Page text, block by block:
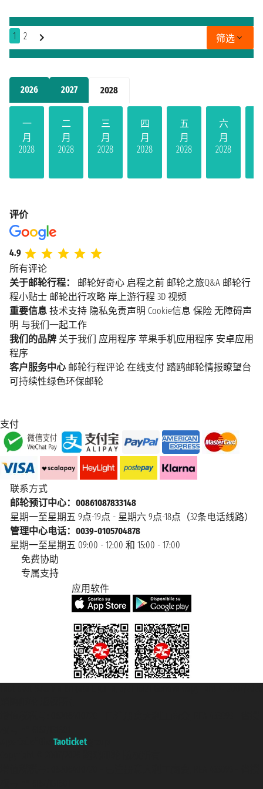
2026 2027 2028
一
月
2028
二
月
2028
三
月
2028
四
月
2028
五
月
2028
六
月
2028
1 2 筛选
评价
4.9
所有评论
关于邮轮行程：
邮轮好奇心 启程之前 邮轮之旅Q&A 邮轮行
程小贴士 邮轮出行攻略 岸上游行程 3D 视频
重要信息 技术支持 隐私免责声明 Cookie信息 保险 无障碍声
明 与我们一起工作
我们的品牌 关于我们 应用程序 苹果手机应用程序 安卓应用
程序
客户服务中心 邮轮行程评论 在线支付 踏鸥邮轮情报瞭望台
可持续性绿色环保邮轮
支付
联系方式
邮轮预订中心：00861087833148
星期一至星期五 9点-19点 - 星期六 9点-18点（32条电话线路）
管理中心电话：0039-0105704878
星期一至星期五 09:00 - 12:00 和 15:00 - 17:00
免费协助
专属支持
应用软件
Taoticket